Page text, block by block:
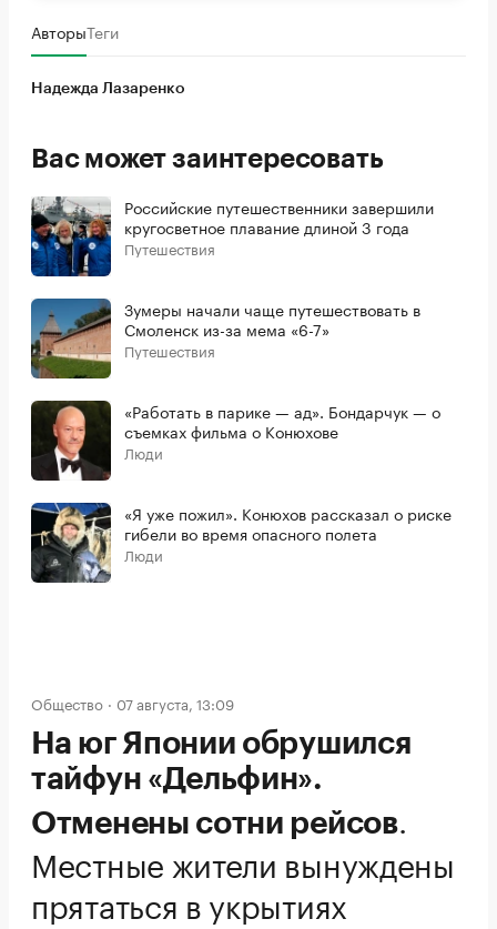
АвторыТеги
Надежда Лазаренко
Вас может заинтересовать
Российские путешественники завершили
кругосветное плавание длиной 3 года
Путешествия
Зумеры начали чаще путешествовать в
Смоленск из-за мема «6-7»
Путешествия
«Работать в парике — ад». Бондарчук — о
съемках фильма о Конюхове
Люди
«Я уже пожил». Конюхов рассказал о риске
гибели во время опасного полета
Люди
Общество 07 августа, 13:09
На юг Японии обрушился
тайфун «Дельфин».
Отменены сотни рейсов.
Местные жители вынуждены
прятаться в укрытиях